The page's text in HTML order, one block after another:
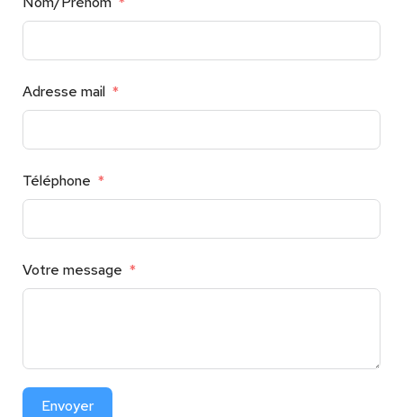
Adresse mail
Téléphone
Votre message
Envoyer